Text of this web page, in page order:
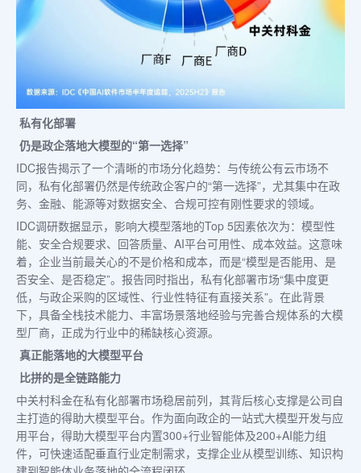
私有化部署
仍是政企落地大模型的“第一选择”
IDC报告揭示了一个清晰的市场分化趋势：与传统公有云市场不
同，私有化部署仍然是传统政企客户的“第一选择”，尤其集中在政
务、金融、能源等对数据安全、合规可控有刚性要求的领域。
IDC调研数据显示，影响大模型落地的Top 5因素依次为：模型性
能、安全合规要求、回答质量、AI平台可用性、成本效益。这意味
着，企业当前最关心的不是价格和成本，而是“模型是否能用、是
否安全、是否稳定”。报告同时指出，私有化部署市场“集中度更
低，与政企采购的区域性、行业性特征有直接关系”。在此背景
下，具备全栈技术能力、丰富场景落地经验与完善合规体系的大模
型厂商，正成为行业中的稀缺核心资源。
真正能落地的大模型平台
比拼的是全链路能力
中关村科金在私有化部署市场稳居前列，其背后核心支撑是公司自
主打造的得助大模型平台。作为面向政企的一站式大模型开发与应
用平台，得助大模型平台内置300+行业智能体及200+AI能力组
件，可快速适配垂直行业定制需求，支撑企业从模型训练、知识构